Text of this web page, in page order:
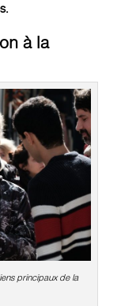
à la
principaux de la